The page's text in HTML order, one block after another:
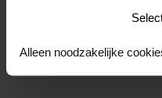
Alleen noodzakelijke